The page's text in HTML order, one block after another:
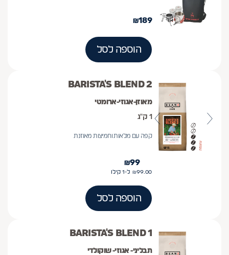
189
₪
הוספה לסל
BARISTA'S BLEND 2
מאוזן-אגוזי-ארומטי
1 ק"ג
קפה עם מלאות וחמיצות מאוזנת
99
₪
99.00
₪ ל-1 קילו
הוספה לסל
BARISTA'S BLEND 1
תבליני- אגוזי- שוקולדי